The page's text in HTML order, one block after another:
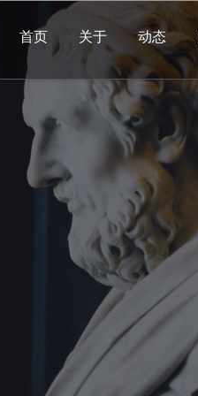
首页 关于 动态